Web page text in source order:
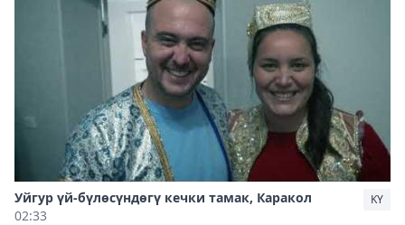
Уйгур үй-бүлөсүндөгү кечки тамак, Каракол
02:33
KY